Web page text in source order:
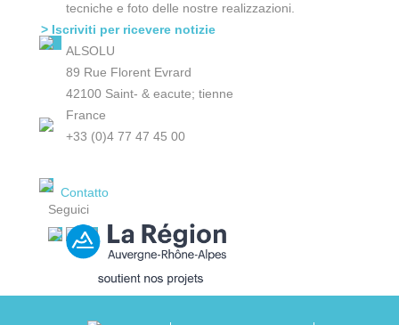
tecniche e foto delle nostre realizzazioni.
> Iscriviti per ricevere notizie
ALSOLU
89 Rue Florent Evrard
42100 Saint- & eacute; tienne
France
+33 (0)4 77 47 45 00
Contatto
Seguici